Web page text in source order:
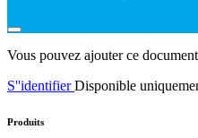
Vous pouvez ajouter ce
S''identifierDisponible
Produits